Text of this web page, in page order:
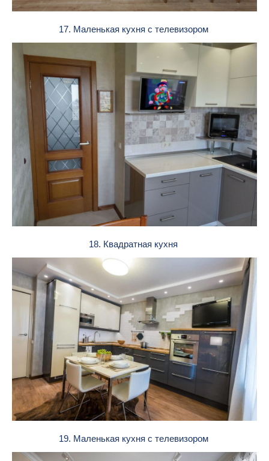
17. Маленькая кухня с телевизором
18. Квадратная кухня
19. Маленькая кухня с телевизором